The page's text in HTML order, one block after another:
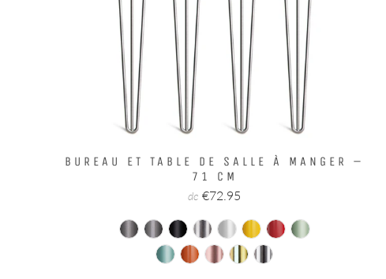
BUREAU ET TABLE DE SALLE À MANGER –
71 CM
de €72.95